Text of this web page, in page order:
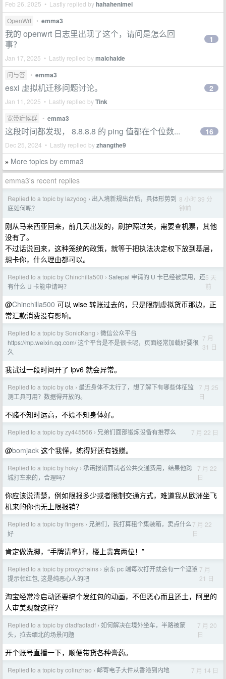
Feb 26, 2025 • Lastly replied byhahahenimei
OpenWrt • emma3
我的 openwrt 日志里出现了这个，请问是怎么回
事？
Jan 17, 2025 • Lastly replied bymaichaide
1
问与答 • emma3
esxi 虚拟机迁移问题讨论。
Jan 11, 2025 • Lastly replied byTink
2
宽带症候群 • emma3
这段时间都发现， 8.8.8.8 的 ping 值都在个位数...
Dec 25, 2024 • Lastly replied byzhangthe9
16
» More topics by emma3
emma3's recent replies
Replied to a topic by lazydog › 出入境新规出台后，具体形势到
底如何呢？
8 小时 39 分
钟前
刚从马来西亚回来，前几天出发的，刷护照过关，需要查机票，其他
没有了。
不过话说回来，这种笼统的政策，就等于把执法决定权下放到基层，
想卡你，什么理由都可以。
Replied to a topic by Chinchilla500 › Safepal 申请的 U 卡已经被禁用，还
有什么 U 卡能申请吗？
5 天
前
@Chinchilla500 可以 wise 转账过去的，只是限制虚拟货币那边，正
常汇款消费没有影响。
Replied to a topic by SonicKang › 微信公众平台
https://mp.weixin.qq.com/ 这个平台是不是很卡呢，页面经常加载好要很
久
7 月
31 日
我试过一段时间开了 ipv6 就会异常。
Replied to a topic by ota › 最近身体不太行了，想了解下有哪些体征监
测工具可用？数据得开放的。
7 月 25
日
不赌不知时运高，不嫖不知身体好。
Replied to a topic by zy445566 › 兄弟们面部锻炼设备有推荐么 7 月 22 日
@bomjack 这个我懂，练得好还有钱赚。
Replied to a topic by hoky › 承诺报销面试者公共交通费用，结果他跨
城打车来的，合理吗？
7 月 22
日
你应该说清楚，例如限报多少或者限制交通方式，难道我从欧洲坐飞
机来的你也无上限报销？
Replied to a topic by fingers › 兄弟们，我打算租个集装箱，卖点什么
好
7 月 22
日
肯定做洗脚，“手牌请拿好，楼上贵宾两位！”
Replied to a topic by proxychains › 京东 pc 端每次打开就会有一个遮罩
提示领红包, 这是纯恶心人的吧
7 月
21 日
淘宝经常冷启动还要搞个发红包的动画，不但恶心而且还土，阿里的
人审美观就这样？
Replied to a topic by dfadfadfadf › 如何解决在境外坐车，半路被蒙
头，拉去缅北的场景问题
7 月 20
日
开个账号直播一下，顺便带货各种膏药。
Replied to a topic by colinzhao › 邮寄电子大件从香港到内地 7 月 14 日